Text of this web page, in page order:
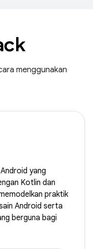
menggunakan
yang
Kotlin dan
praktik
Android serta
berguna bagi